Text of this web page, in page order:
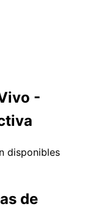
-
disponibles
de